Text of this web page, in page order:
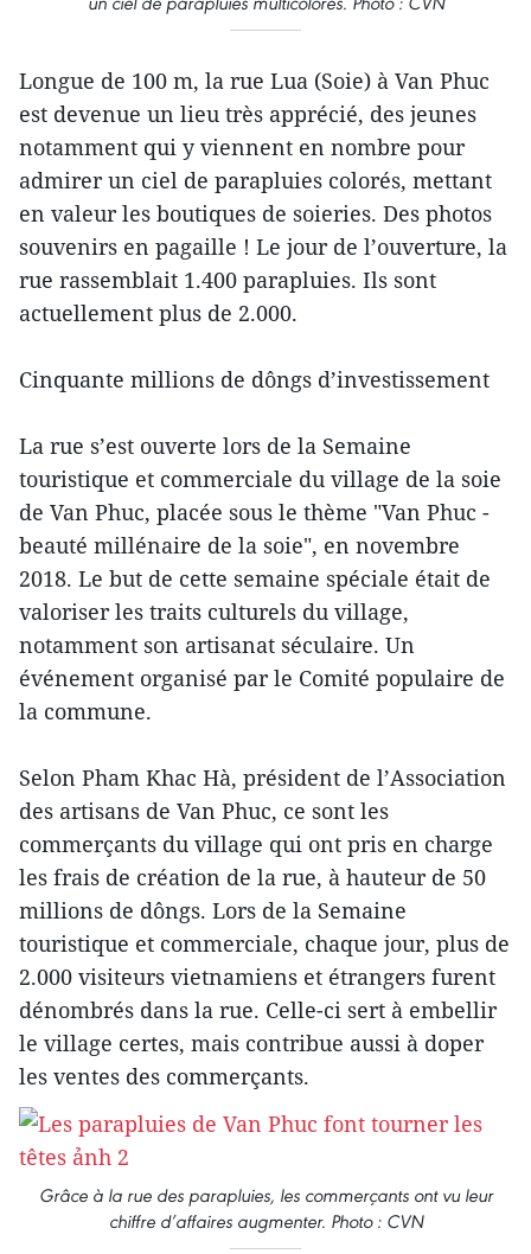
Longue de 100 m, la rue Lua (Soie) à Van Phuc
est devenue un lieu très apprécié, des jeunes
notamment qui y viennent en nombre pour
admirer un ciel de parapluies colorés, mettant
en valeur les boutiques de soieries. Des photos
souvenirs en pagaille ! Le jour de l’ouverture, la
rue rassemblait 1.400 parapluies. Ils sont
actuellement plus de 2.000.
Cinquante millions de dôngs d’investissement
La rue s’est ouverte lors de la Semaine
touristique et commerciale du village de la soie
de Van Phuc, placée sous le thème "Van Phuc -
beauté millénaire de la soie", en novembre
2018. Le but de cette semaine spéciale était de
valoriser les traits culturels du village,
notamment son artisanat séculaire. Un
événement organisé par le Comité populaire de
la commune.
Selon Pham Khac Hà, président de l’Association
des artisans de Van Phuc, ce sont les
commerçants du village qui ont pris en charge
les frais de création de la rue, à hauteur de 50
millions de dôngs. Lors de la Semaine
touristique et commerciale, chaque jour, plus de
2.000 visiteurs vietnamiens et étrangers furent
dénombrés dans la rue. Celle-ci sert à embellir
le village certes, mais contribue aussi à doper
les ventes des commerçants.
Grâce à la rue des parapluies, les commerçants ont vu leur
chiffre d’affaires augmenter. Photo : CVN